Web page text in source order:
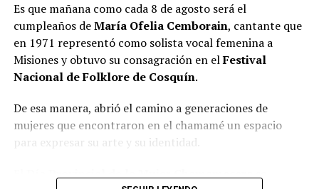
Es que mañana como cada 8 de agosto será el
cumpleaños deMaría Ofelia Cemborain, cantante que
en 1971 representó como solista vocal femenina a
Misiones y obtuvo su consagración en elFestival
Nacional de Folklore de Cosquín.
De esa manera, abrió el camino a generaciones de
mujeres que encontraron en el chamamé un espacio
para expresar su arte y su identidad.